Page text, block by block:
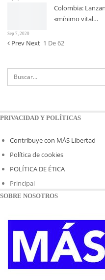
Colombia:
«mínimo vital…
Sep 7, 2020
Prev Next 1 De 62
PRIVACIDAD Y POLÍTICAS
Contribuye con MÁS Libertad
Política de cookies
POLÍTICA DE ÉTICA
Principal
SOBRE NOSOTROS